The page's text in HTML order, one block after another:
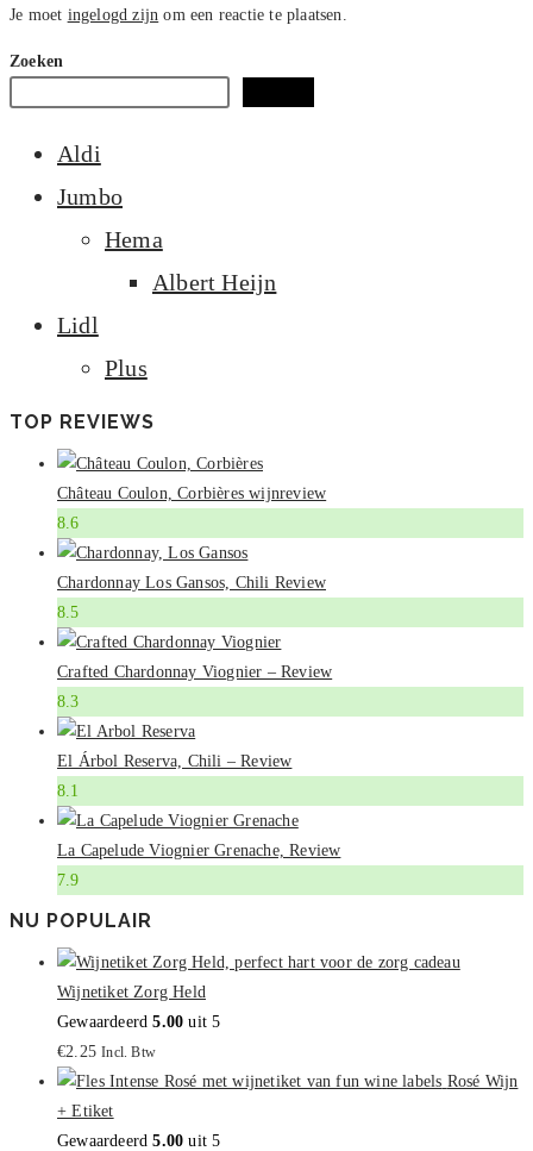
sluiten.
Je moet ingelogd zijn om een reactie te plaatsen.
Zoeken
Aldi
Jumbo
Hema
Albert Heijn
Lidl
Plus
TOP REVIEWS
Château Coulon, Corbières wijnreview
8.6
Chardonnay Los Gansos, Chili Review
8.5
Crafted Chardonnay Viognier – Review
8.3
El Árbol Reserva, Chili – Review
8.1
La Capelude Viognier Grenache, Review
7.9
NU POPULAIR
Wijnetiket Zorg Held
Gewaardeerd5.00 uit 5
€2.25 Incl. Btw
Rosé Wijn
+ Etiket
Gewaardeerd5.00 uit 5